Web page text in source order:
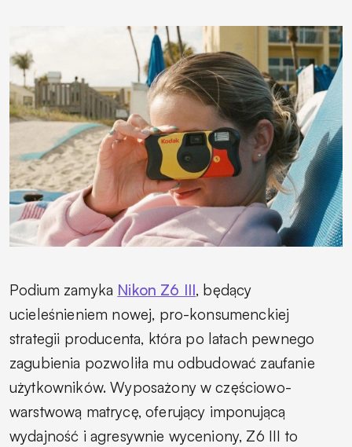
Podium zamyka Nikon Z6 III, będący
ucieleśnieniem nowej, pro-konsumenckiej
strategii producenta, która po latach pewnego
zagubienia pozwoliła mu odbudować zaufanie
użytkowników. Wyposażony w częściowo-
warstwową matrycę, oferujący imponującą
wydajność i agresywnie wyceniony, Z6 III to